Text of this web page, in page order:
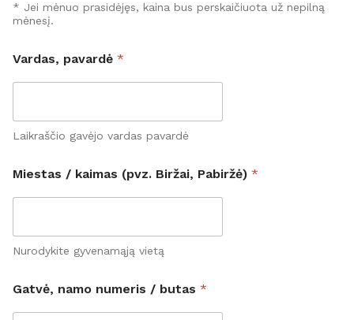
* Jei mėnuo prasidėjęs, kaina bus perskaičiuota už nepilną
mėnesį.
Vardas, pavardė *
Laikraščio gavėjo vardas pavardė
Miestas / kaimas (pvz. Biržai, Pabiržė) *
Nurodykite gyvenamąją vietą
o
Gatvė, namo numeris / butas *